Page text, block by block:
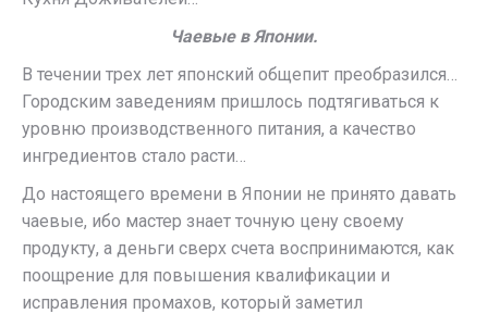
Чаевые в Японии.
В течении трех лет японский общепит преобразился…
Городским заведениям пришлось подтягиваться к
уровню производственного питания, а качество
ингредиентов стало расти…
До настоящего времени в Японии не принято давать
чаевые, ибо мастер знает точную цену своему
продукту, а деньги сверх счета воспринимаются, как
поощрение для повышения квалификации и
исправления промахов, который заметил